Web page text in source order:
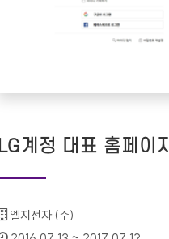
LG계정 대표 홈페이지
기관명 :
엘지전자 (주)